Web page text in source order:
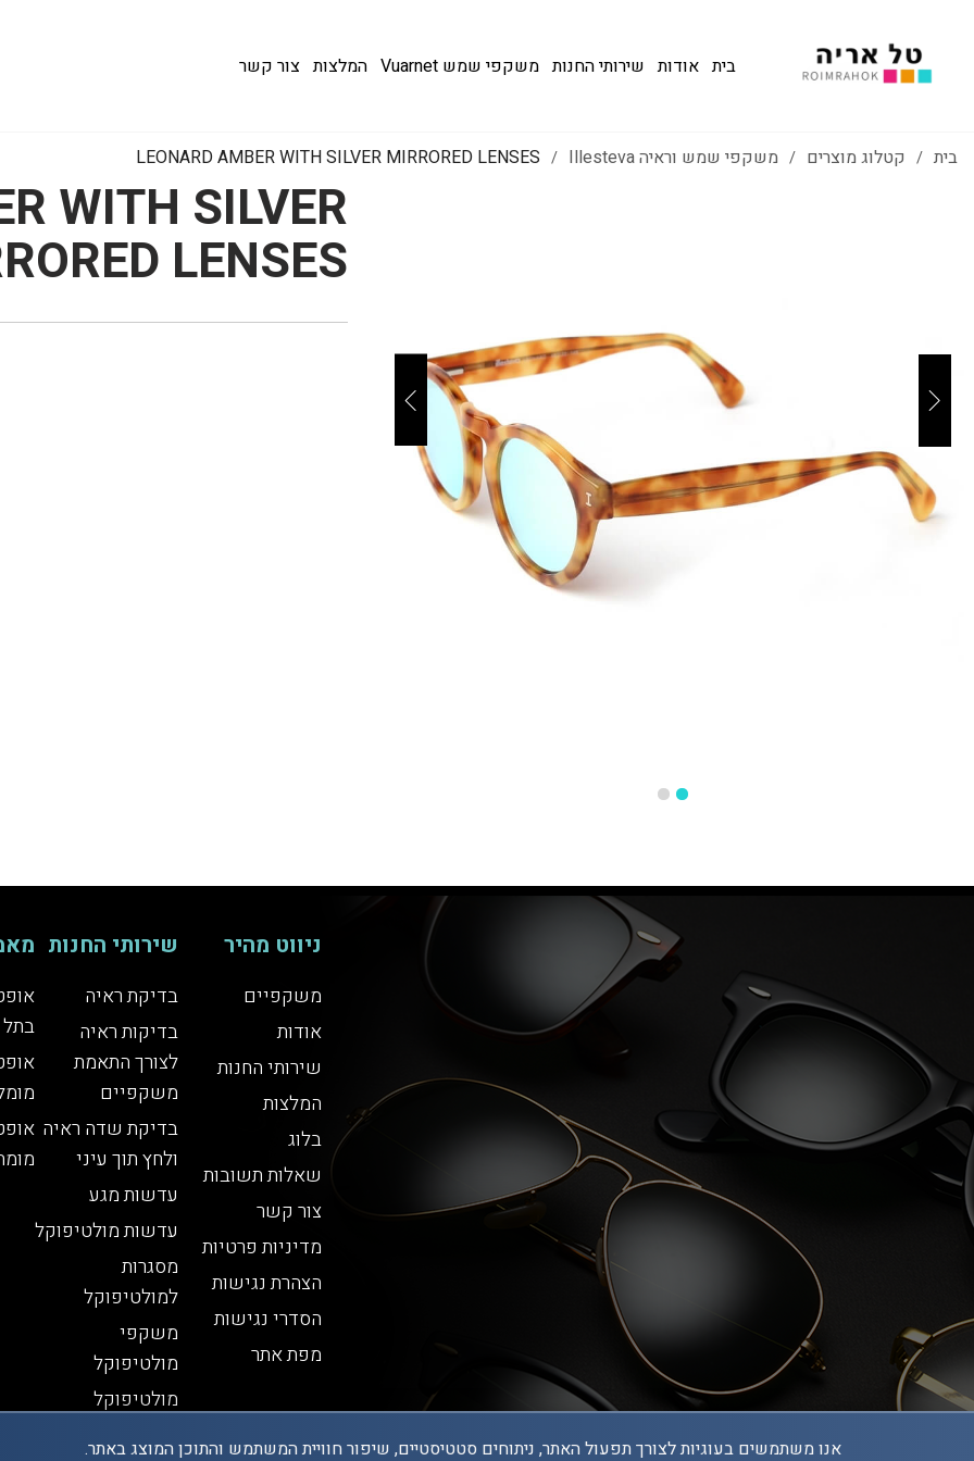
בית אודות שירותי החנות משקפי שמש Vuarnet המלצות צור קשר
בית / קטלוג מוצרים / משקפי שמש וראיה Illesteva /
LEONARD AMBER WITH SILVER MIRRORED LENSES
WITH SILVER
LENSES
ניווט מהיר
משקפיים
אודות
שירותי החנות
המלצות
בלוג
שאלות תשובות
צור קשר
מדיניות פרטיות
הצהרת נגישות
הסדרי נגישות
מפת אתר
שירותי החנות
בדיקת ראיה
בדיקות ראיה
לצורך התאמת
משקפיים
בדיקת שדה ראיה
ולחץ תוך עיני
עדשות מגע
עדשות מולטיפוקל
מסגרות
למולטיפוקל
משקפי
מולטיפוקל
מולטיפוקל
אנו משתמשים בעוגיות לצורך תפעול האתר, ניתוחים סטטיסטיים, שיפור חוויית המשתמש והתוכן המוצג באתר.